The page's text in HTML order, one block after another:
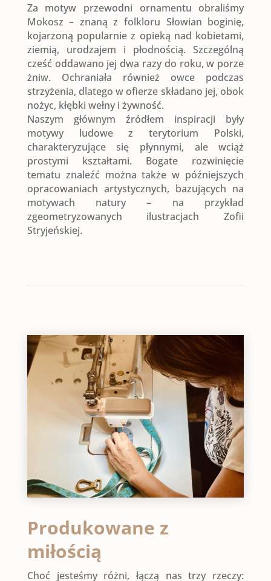
Za motyw przewodni ornamentu obraliśmy
Mokosz – znaną z folkloru Słowian boginię,
kojarzoną popularnie z opieką nad kobietami,
ziemią, urodzajem i płodnością. Szczególną
cześć oddawano jej dwa razy do roku, w porze
żniw. Ochraniała również owce podczas
strzyżenia, dlatego w ofierze składano jej, obok
nożyc, kłębki wełny i żywność.
Naszym głównym źródłem inspiracji były
motywy ludowe z terytorium Polski,
charakteryzujące się płynnymi, ale wciąż
prostymi kształtami. Bogate rozwinięcie
tematu znaleźć można także w późniejszych
opracowaniach artystycznych, bazujących na
motywach natury – na przykład
zgeometryzowanych ilustracjach Zofii
Stryjeńskiej.
Produkowane z
miłością
Choć jesteśmy różni, łączą nas trzy rzeczy: